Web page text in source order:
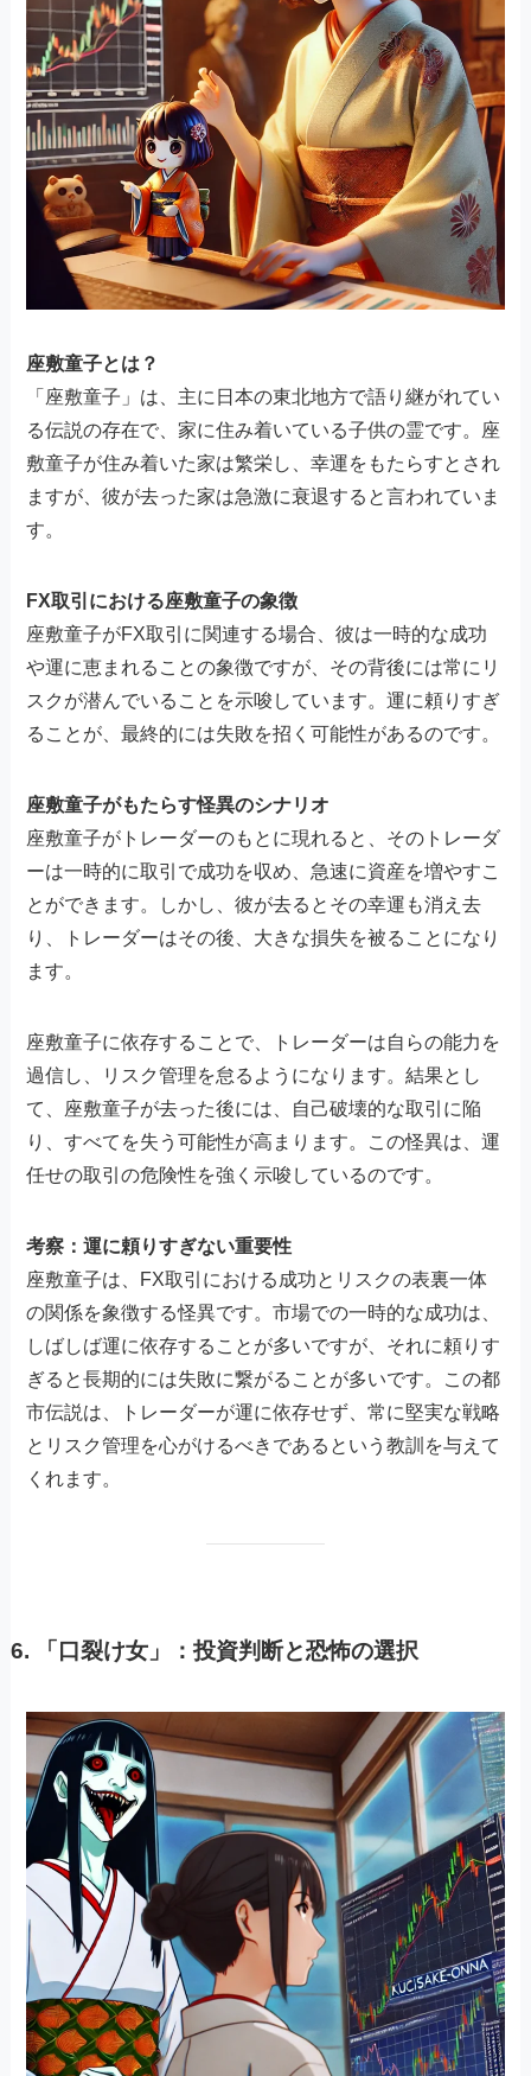
座敷童子とは？
「座敷童子」は、主に日本の東北地方で語り継がれてい
る伝説の存在で、家に住み着いている子供の霊です。座
敷童子が住み着いた家は繁栄し、幸運をもたらすとされ
ますが、彼が去った家は急激に衰退すると言われていま
す。
FX取引における座敷童子の象徴
座敷童子がFX取引に関連する場合、彼は一時的な成功
や運に恵まれることの象徴ですが、その背後には常にリ
スクが潜んでいることを示唆しています。運に頼りすぎ
ることが、最終的には失敗を招く可能性があるのです。
座敷童子がもたらす怪異のシナリオ
座敷童子がトレーダーのもとに現れると、そのトレーダ
ーは一時的に取引で成功を収め、急速に資産を増やすこ
とができます。しかし、彼が去るとその幸運も消え去
り、トレーダーはその後、大きな損失を被ることになり
ます。
座敷童子に依存することで、トレーダーは自らの能力を
過信し、リスク管理を怠るようになります。結果とし
て、座敷童子が去った後には、自己破壊的な取引に陥
り、すべてを失う可能性が高まります。この怪異は、運
任せの取引の危険性を強く示唆しているのです。
考察：運に頼りすぎない重要性
座敷童子は、FX取引における成功とリスクの表裏一体
の関係を象徴する怪異です。市場での一時的な成功は、
しばしば運に依存することが多いですが、それに頼りす
ぎると長期的には失敗に繋がることが多いです。この都
市伝説は、トレーダーが運に依存せず、常に堅実な戦略
とリスク管理を心がけるべきであるという教訓を与えて
くれます。
6. 「口裂け女」：投資判断と恐怖の選択